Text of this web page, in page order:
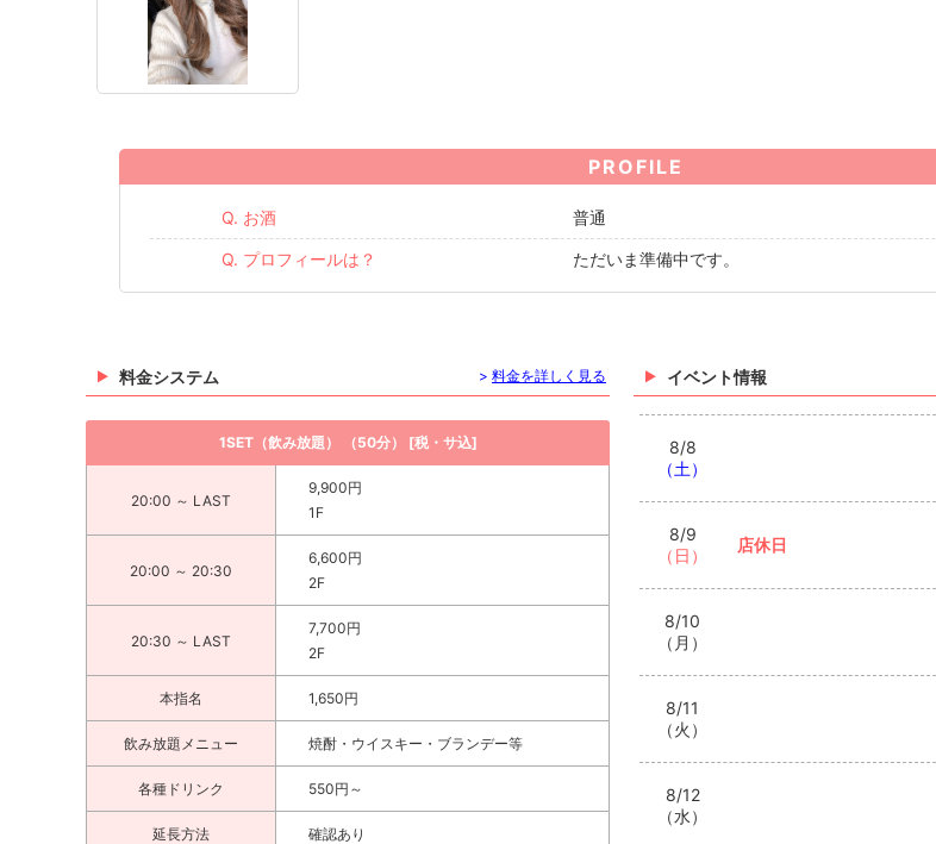
PROFILE
Q. お酒 普通
Q. プロフィールは？ ただいま準備中です。
イベント情報
8/8
（土）
8/9
（日）
店休日
8/10
（月）
8/11
（火）
8/12
（水）
料金システム > 料金を詳しく見る
1SET（飲み放題） （50分） [税・サ込]
20:00 ～ LAST
9,900円
1F
20:00 ～ 20:30
6,600円
2F
20:30 ～ LAST
7,700円
2F
本指名 1,650円
飲み放題メニュー 焼酎・ウイスキー・ブランデー等
各種ドリンク 550円～
延長方法 確認あり